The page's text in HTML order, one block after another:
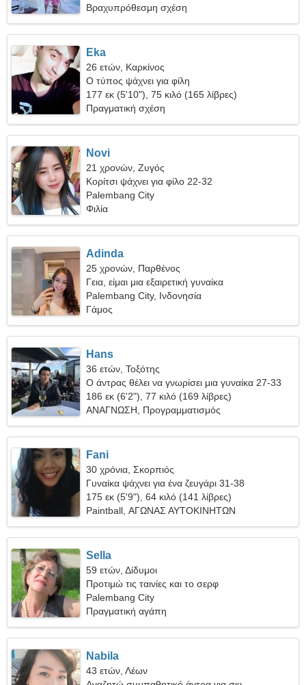
Βραχυπρόθεσμη σχέση
Eka
26 ετών, Καρκίνος
Ο τύπος ψάχνει για φίλη
177 εκ (5'10"), 75 κιλό (165 λίβρες)
Πραγματική σχέση
Novi
21 χρονών, Ζυγός
Κορίτσι ψάχνει για φίλο 22-32
Palembang City
Φιλία
Adinda
25 χρονών, Παρθένος
Γεια, είμαι μια εξαιρετική γυναίκα
Palembang City, Ινδονησία
Γάμος
Hans
36 ετών, Τοξότης
Ο άντρας θέλει να γνωρίσει μια γυναίκα 27-33
186 εκ (6'2"), 77 κιλό (169 λίβρες)
ΑΝΑΓΝΩΣΗ, Προγραμματισμός
Fani
30 χρόνια, Σκορπιός
Γυναίκα ψάχνει για ένα ζευγάρι 31-38
175 εκ (5'9"), 64 κιλό (141 λίβρες)
Paintball, ΑΓΩΝΑΣ ΑΥΤΟΚΙΝΗΤΩΝ
Sella
59 ετών, Δίδυμοι
Προτιμώ τις ταινίες και το σερφ
Palembang City
Πραγματική αγάπη
Nabila
43 ετών, Λέων